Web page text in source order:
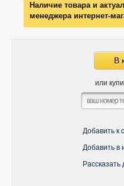
Наличие товара и
менеджера интернет-
В
или
Добавить к
Добавить в
Рассказать